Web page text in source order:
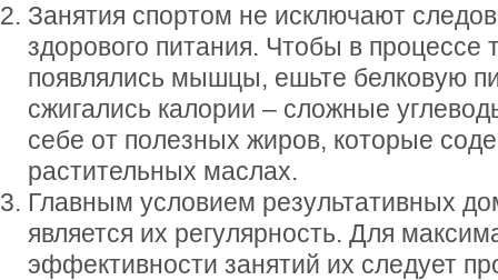
Занятия спортом не исключают
здорового питания. Чтобы в процессе
появлялись мышцы, ешьте белковую
сжигались калории – сложные
себе от полезных жиров, которые
растительных маслах.
Главным условием результативных
является их регулярность. Для
эффективности занятий их следует